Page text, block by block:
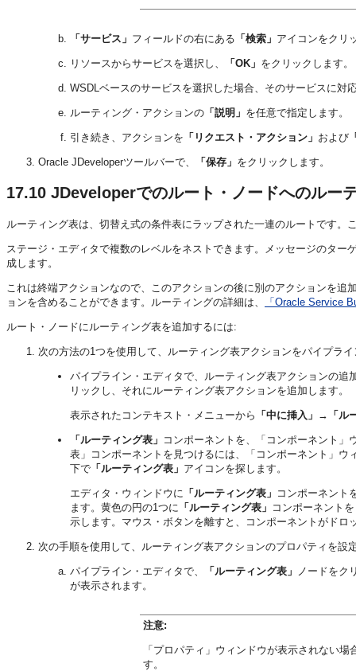
「サービス」 フィールドの右にある 「検索」 アイコンをクリ
リソースからサービスを選択し、 「OK」 をクリックします。
WSDLベースのサービスを選択した場合、そのサービスに対
ルーティング・アクションの 「説明」 を任意で指定します。
引き続き、アクションを 「リクエスト・アクション」 および
Oracle JDeveloperツールバーで、 「保存」 をクリックします。
17.10 JDeveloperでのルート・ノードへのルー
ルーティング表は、切替え式の条件表にラップされた一連のルートです
ステージ・エディタで複数のレベルをネストできます。メッセージのタ
成します。
これは終端アクションなので、このアクションの後に別のアクションを
ョンを含めることができます。ルーティングの詳細は、
「Oracle Service
ルート・ノードにルーティング表を追加するには:
次の方法の1つを使用して、ルーティング表アクションをパイプラ
パイプライン・エディタで、ルーティング表アクションの
リックし、それにルーティング表アクションを追加します。
表示されたコンテキスト・メニューから 「中に挿入」 → 「ル
「ルーティング表」 コンポーネントを、「コンポーネント
表」コンポーネントを見つけるには、「コンポーネント」
下で 「ルーティング表」 アイコンを探します。
エディタ・ウィンドウに 「ルーティング表」 コンポーネント
ます。黄色の円の1つに 「ルーティング表」 コンポーネント
示します。マウス・ボタンを離すと、コンポーネントがドロ
次の手順を使用して、ルーティング表アクションのプロパティを設
パイプライン・エディタで、 「ルーティング表」
ノードをク
が表示されます。
注意:
「プロパティ」ウィンドウが表示されない場
す。